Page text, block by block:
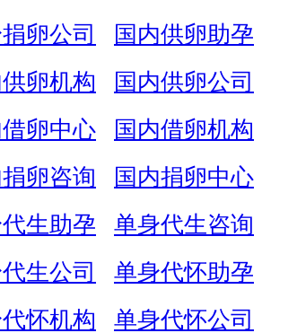
卵公司
国内供卵助孕
卵机构
国内供卵公司
卵中心
国内借卵机构
卵咨询
国内捐卵中心
生助孕
单身代生咨询
生公司
单身代怀助孕
怀机构
单身代怀公司